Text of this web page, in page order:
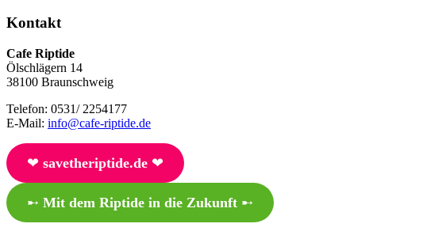
Kontakt
Cafe Riptide
Ölschlägern 14
38100 Braunschweig
Telefon: 0531/ 2254177
E-Mail: info@cafe-riptide.de
❤︎ savetheriptide.de❤︎
➸ Mit dem Riptide in die Zukunft➸